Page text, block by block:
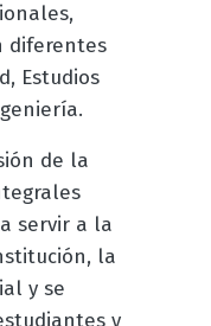
diferentes
Estudios
de la
servir a la
la
y se
y